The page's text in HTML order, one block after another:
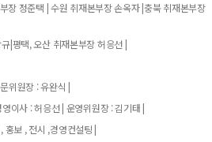
장 정준택 | 수원 취재본부장 손옥자 |충북 취재본부장
|평택, 오산 취재본부장 허응선 |
위원장 : 유완식 |
이사 : 허응선 | 운영위원장 : 김기태 |
보 , 전시 ,경영컨설팅 |